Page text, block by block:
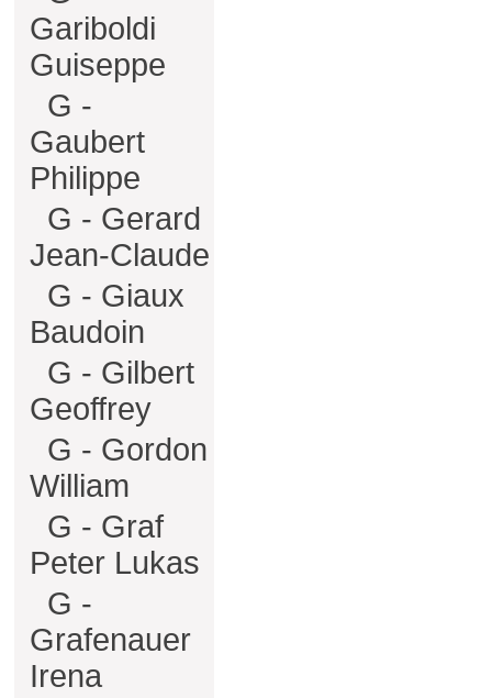
Gariboldi
Guiseppe
G -
Gaubert
Philippe
G - Gerard
Jean-Claude
G - Giaux
Baudoin
G - Gilbert
Geoffrey
G - Gordon
William
G - Graf
Peter Lukas
G -
Grafenauer
Irena